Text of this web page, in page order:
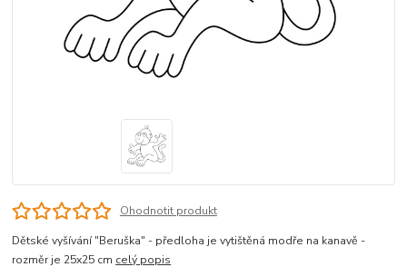
Ohodnotit produkt
Dětské vyšívání "Beruška" - předloha je vytištěná modře na kanavě -
rozměr je 25x25 cm celý popis